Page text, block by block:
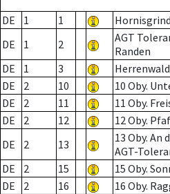
DE 1 1
DE
1 2
AGT
Randen
DE
1 3 Herrenwald
DE
2 10 10 Oby.
DE
2 11 11 Oby.
DE
2 12 12 Oby.
DE
2 13
13 Oby. An
AGT-
DE
2 15 15 Oby.
DE
2 16 16 Oby.